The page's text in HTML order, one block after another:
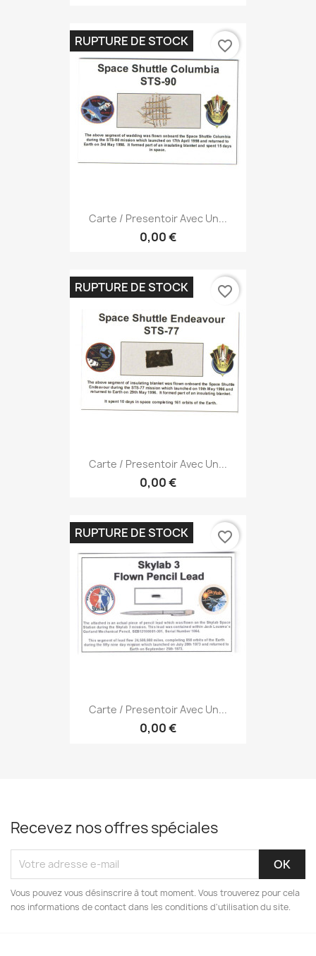
Carte / Presentoir Avec Un...
0,00 €
RUPTURE DE STOCK favorite_border
Carte / Presentoir Avec Un...
0,00 €
RUPTURE DE STOCK favorite_border
Carte / Presentoir Avec Un...
0,00 €
RUPTURE DE STOCK favorite_border
Recevez nos offres spéciales
Vous pouvez vous désinscrire à tout moment. Vous trouverez pour cela
nos informations de contact dans les conditions d'utilisation du site.